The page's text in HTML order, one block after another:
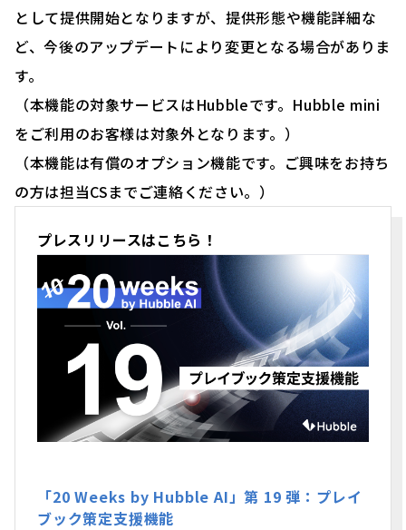
として提供開始となりますが、提供形態や機能詳細な
ど、今後のアップデートにより変更となる場合がありま
す。
（本機能の対象サービスはHubbleです。Hubble mini
をご利用のお客様は対象外となります。）
（本機能は有償のオプション機能です。ご興味をお持ち
の方は担当CSまでご連絡ください。）
プレスリリースはこちら！
「20 Weeks by Hubble AI」第 19 弾：プレイ
ブック策定支援機能